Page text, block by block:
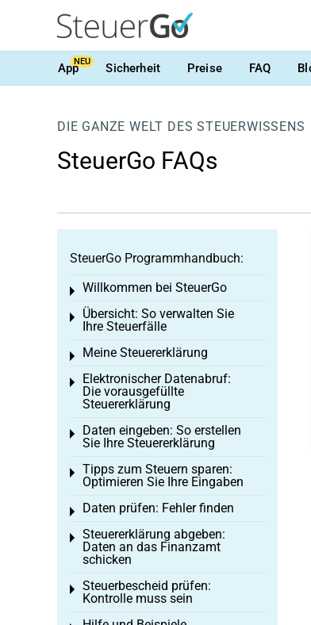
AppNEU Sicherheit Preise FAQ
DIE GANZE WELT DES STEUERWISSENS
SteuerGo FAQs
SteuerGo Programmhandbuch:
Willkommen bei SteuerGo
Toggle menu
Übersicht: So verwalten Sie
Ihre Steuerfälle
Toggle menu
Meine Steuererklärung
Toggle menu
Elektronischer Datenabruf:
Die vorausgefüllte
Steuererklärung
Toggle menu
Daten eingeben: So erstellen
Sie Ihre Steuererklärung
Toggle menu
Tipps zum Steuern sparen:
Optimieren Sie Ihre Eingaben
Toggle menu
Daten prüfen: Fehler finden
Toggle menu
Steuererklärung abgeben:
Daten an das Finanzamt
schicken
Toggle menu
Steuerbescheid prüfen:
Kontrolle muss sein
Toggle menu